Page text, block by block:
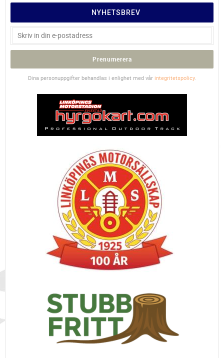
NYHETSBREV
Prenumerera
Dina personuppgifter behandlas i enlighet med vår integritetspolicy.